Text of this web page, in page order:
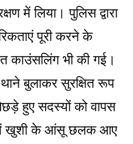
में लिया। पुलिस द्वारा
पूरी करने के
काउंसलिंग भी की गई।
बुलाकर सुरक्षित रूप
हुए सदस्यों को वापस
में खुशी के आंसू छलक आए